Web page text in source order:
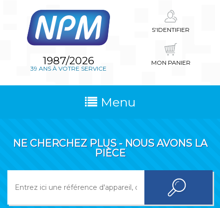
1987/2026
39 ANS À VOTRE SERVICE
S'IDENTIFIER
MON PANIER
Menu
NE CHERCHEZ PLUS - NOUS AVONS LA
PIÈCE